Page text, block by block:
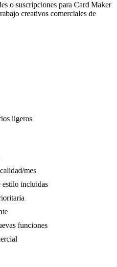
o suscripciones para Card Maker
creativos comerciales de
ligeros
mes
estilo incluidas
funciones